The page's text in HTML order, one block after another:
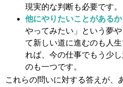
現実的な判断も必要です。
他にやりたいことがあるか
やってみたい」という夢
て新しい道に進むのも人
れば、今の仕事でもう少
のも一つです。
これらの問いに対する答えが、